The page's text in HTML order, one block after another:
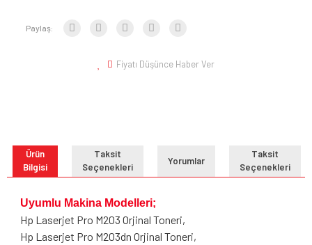
Paylaş:
Fiyatı Düşünce Haber Ver
Ürün
Bilgisi
Taksit
Seçenekleri
Yorumlar
Taksit
Seçenekleri
Uyumlu Makina Modelleri;
Hp Laserjet Pro M203 Orjinal Toneri,
Hp Laserjet Pro M203dn Orjinal Toneri,